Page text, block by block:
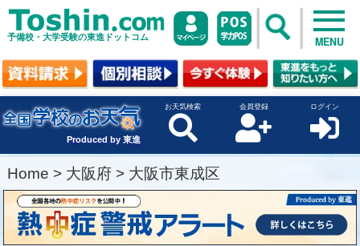
予備校・大学受験の東進ドットコム MENU
Produced by 東進
お天気検索 会員登録 ログイン
Home > 大阪府 > 大阪市東成区